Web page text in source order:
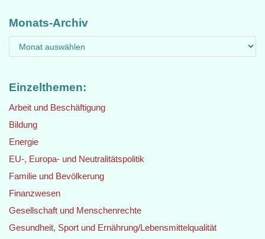
Monats-Archiv
Einzelthemen:
Arbeit und Beschäftigung
Bildung
Energie
EU-, Europa- und Neutralitätspolitik
Familie und Bevölkerung
Finanzwesen
Gesellschaft und Menschenrechte
Gesundheit, Sport und Ernährung/Lebensmittelqualität